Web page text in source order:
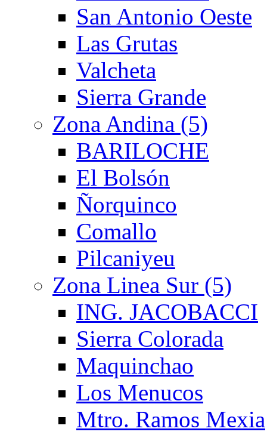
San Antonio Oeste
Las Grutas
Valcheta
Sierra Grande
Zona Andina (5)
BARILOCHE
El Bolsón
Ñorquinco
Comallo
Pilcaniyeu
Zona Linea Sur (5)
ING. JACOBACCI
Sierra Colorada
Maquinchao
Los Menucos
Mtro. Ramos Mexia